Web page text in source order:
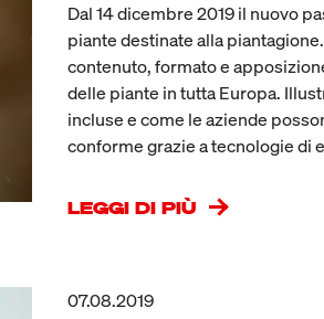
Dal 14 dicembre 2019 il nuovo
piante destinate alla
contenuto, formato e
delle piante in tutta Europa.
incluse e come le aziende
conforme grazie a tecnologie di
LEGGI DI PIÙ
07.08.2019